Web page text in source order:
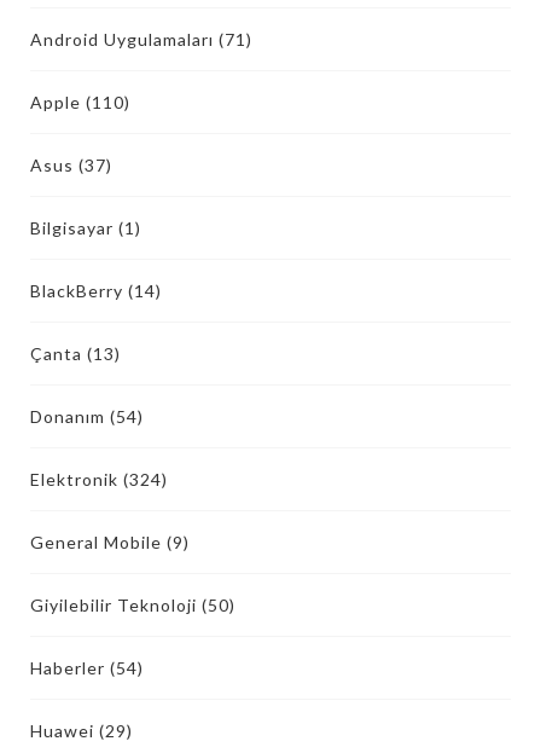
Android Uygulamaları (71)
Apple (110)
Asus (37)
Bilgisayar (1)
BlackBerry (14)
Çanta (13)
Donanım (54)
Elektronik (324)
General Mobile (9)
Giyilebilir Teknoloji (50)
Haberler (54)
Huawei (29)